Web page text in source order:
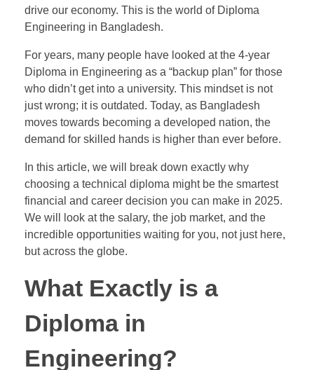
drive our economy. This is the world of Diploma
Engineering in Bangladesh.
For years, many people have looked at the 4-year
Diploma in Engineering as a “backup plan” for those
who didn’t get into a university. This mindset is not
just wrong; it is outdated. Today, as Bangladesh
moves towards becoming a developed nation, the
demand for skilled hands is higher than ever before.
In this article, we will break down exactly why
choosing a technical diploma might be the smartest
financial and career decision you can make in 2025.
We will look at the salary, the job market, and the
incredible opportunities waiting for you, not just here,
but across the globe.
What Exactly is a
Diploma in
Engineering?